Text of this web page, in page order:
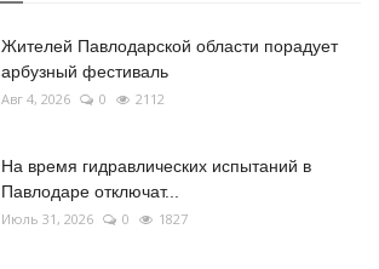
Жителей Павлодарской области порадует
арбузный фестиваль
Авг 4, 2026 0 2112
На время гидравлических испытаний в
Павлодаре отключат...
Июль 31, 2026 0 1827